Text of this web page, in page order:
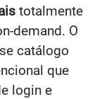
totalmente
demand. O
catálogo
que
login e